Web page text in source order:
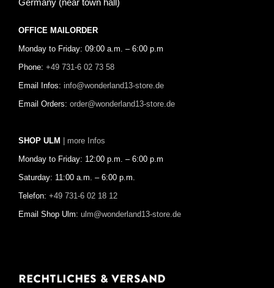
OFFICE MAILORDER
Monday to Friday: 09:00 a.m. – 6:00 p.m
Phone: +49 731-6 02 73 58
Email Infos: info@wonderland13-store.de
Email Orders: order@wonderland13-store.de
SHOP ULM | more Infos
Monday to Friday: 12:00 p.m. – 6:00 p.m
Saturday: 11:00 a.m. – 6:00 p.m.
Telefon: +49 731-6 02 18 12
Email Shop Ulm: ulm@wonderland13-store.de
Rechtliches & Versand